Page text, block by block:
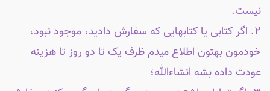
نیست.
۲. اگر کتابی یا کتابهایی که سفارش دادید، موجود نبود،
خودمون بهتون اطلاع میدم ظرف یک تا دو روز تا هزینه
عودت داده بشه انشاءالله؛